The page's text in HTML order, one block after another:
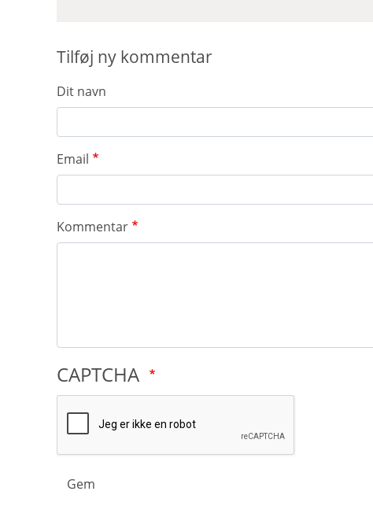
Tilføj ny kommentar
Dit navn
Email
Kommentar
CAPTCHA
Gem